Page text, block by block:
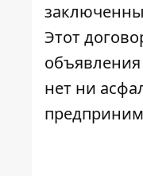
Этот
объявления
нет ни